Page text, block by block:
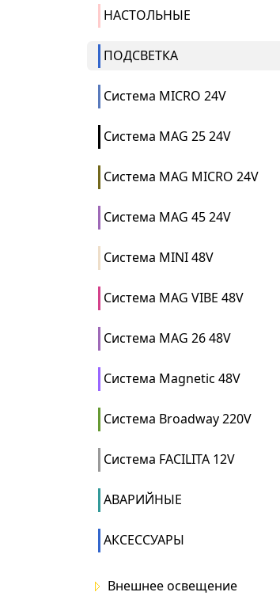
НАСТОЛЬНЫЕ
ПОДСВЕТКА
Система MICRO 24V
Система MAG 25 24V
Система MAG MICRO 24V
Система MAG 45 24V
Система MINI 48V
Система MAG VIBE 48V
Система MAG 26 48V
Система Magnetic 48V
Система Broadway 220V
Система FACILITA 12V
АВАРИЙНЫЕ
АКСЕССУАРЫ
Внешнее освещение